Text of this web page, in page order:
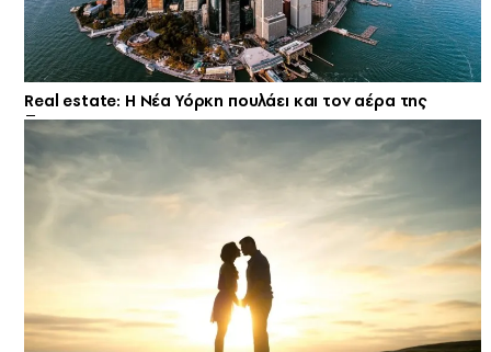
Real estate: H Νέα Υόρκη πουλάει και τον αέρα της